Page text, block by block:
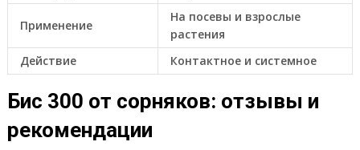
Применение
На посевы и взрослые
растения
Действие
Контактное и системное
Бис 300 от сорняков: отзывы и
рекомендации